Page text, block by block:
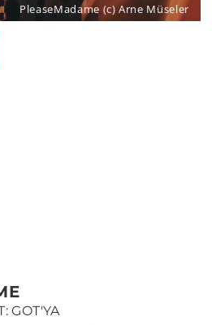
PleaseMadame (c) Arne Müseler
GOT'YA